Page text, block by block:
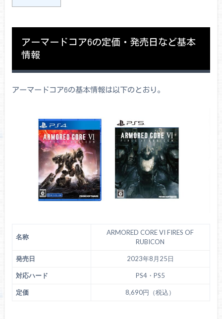
アーマードコア6の定価・発売日など基本
情報
アーマードコア6の基本情報は以下のとおり。
名称
ARMORED CORE VI FIRES OF
RUBICON
発売日 2023年8月25日
対応ハード PS4・PS5
定価 8,690円（税込）